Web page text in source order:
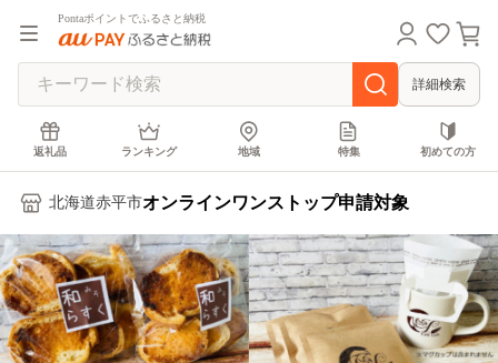
Pontaポイントでふるさと納税
詳細検索
返礼品 ランキング 地域 特集 初めての方
北海道赤平市オンラインワンストップ申請対象